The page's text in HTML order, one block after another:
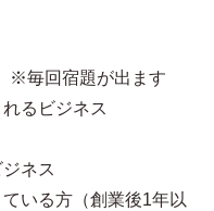
※毎回宿題が出ます
るビジネス
ネス
いる方（創業後1年以